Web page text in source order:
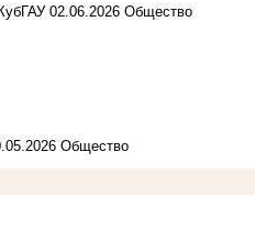
02.06.2026 Общество
Общество